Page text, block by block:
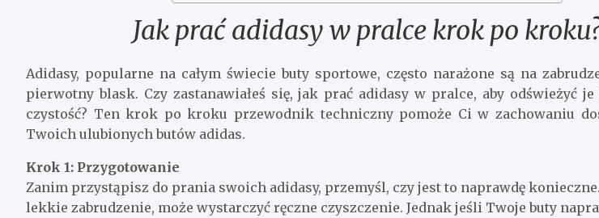
Jak prać adidasy w pralce krok po
Adidasy, popularne na całym świecie buty sportowe, często narażone są na
pierwotny blask. Czy zastanawiałeś się, jak prać adidasy w pralce, aby odświeżyć
czystość? Ten krok po kroku przewodnik techniczny pomoże Ci w zachowaniu
Twoich ulubionych butów adidas.
Krok 1: Przygotowanie
Zanim przystąpisz do prania swoich adidasy, przemyśl, czy jest to naprawdę
lekkie zabrudzenie, może wystarczyć ręczne czyszczenie. Jednak jeśli Twoje buty